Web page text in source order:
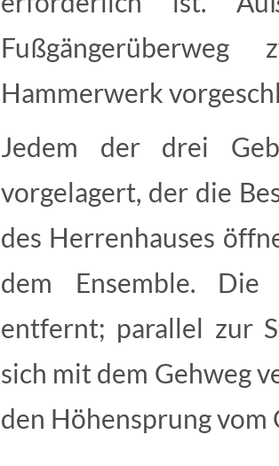
Hammerwerk
Jedem der drei
vorgelagert, der die
des Herrenhauses
dem Ensemble.
entfernt; parallel zur
sich mit dem Gehweg
den Höhensprung vom